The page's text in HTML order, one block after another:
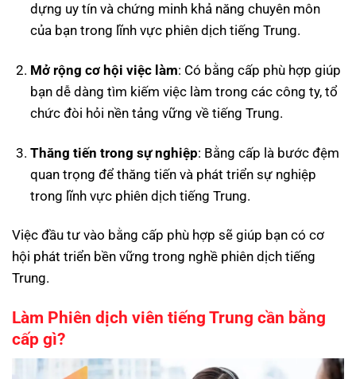
dựng uy tín và chứng minh khả năng chuyên môn
của bạn trong lĩnh vực phiên dịch tiếng Trung.
Mở rộng cơ hội việc làm: Có bằng cấp phù hợp giúp
bạn dễ dàng tìm kiếm việc làm trong các công ty, tổ
chức đòi hỏi nền tảng vững về tiếng Trung.
Thăng tiến trong sự nghiệp: Bằng cấp là bước đệm
quan trọng để thăng tiến và phát triển sự nghiệp
trong lĩnh vực phiên dịch tiếng Trung.
Việc đầu tư vào bằng cấp phù hợp sẽ giúp bạn có cơ
hội phát triển bền vững trong nghề phiên dịch tiếng
Trung.
Làm Phiên dịch viên tiếng Trung cần bằng
cấp gì?